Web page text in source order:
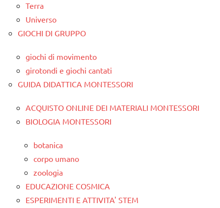
Terra
Universo
GIOCHI DI GRUPPO
giochi di movimento
girotondi e giochi cantati
GUIDA DIDATTICA MONTESSORI
ACQUISTO ONLINE DEI MATERIALI MONTESSORI
BIOLOGIA MONTESSORI
botanica
corpo umano
zoologia
EDUCAZIONE COSMICA
ESPERIMENTI E ATTIVITA' STEM